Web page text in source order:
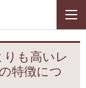
も高いレ
特徴につ